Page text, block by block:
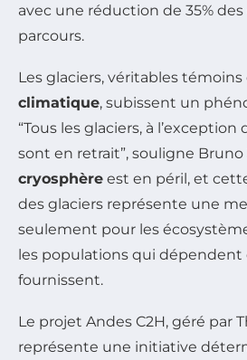
avec une réduction de 35%
parcours.
Les glaciers, véritables témoins
climatique, subissent un
“Tous les glaciers, à l’exception
sont en retrait”, souligne Bruno
cryosphère est en péril, et
des glaciers représente une
seulement pour les
les populations qui dépendent
fournissent.
Le projet Andes C2H, géré par
représente une initiative